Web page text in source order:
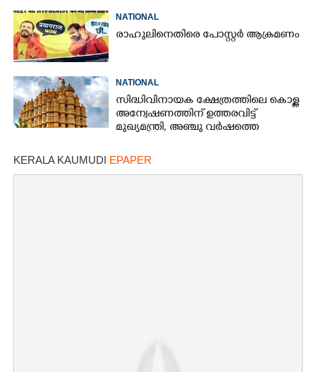
NATIONAL
രാഹുലിനെതിരെ പോസ്റ്റർ ആക്രമണം
NATIONAL
സിദ്ധിവിനായക ക്ഷേത്രത്തിലെ കൊള്ള
അന്വേഷണത്തിന് ഉത്തരവിട്ട്
മുഖ്യമന്ത്രി, അഞ്ചു വർഷത്തെ
KERALA KAUMUDI EPAPER